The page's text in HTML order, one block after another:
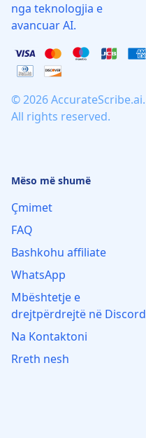
nga teknologjia e
avancuar AI.
© 2026 AccurateScribe.ai.
All rights reserved.
Mëso më shumë
Çmimet
FAQ
Bashkohu affiliate
WhatsApp
Mbështetje e
drejtpërdrejtë në Discord
Na Kontaktoni
Rreth nesh